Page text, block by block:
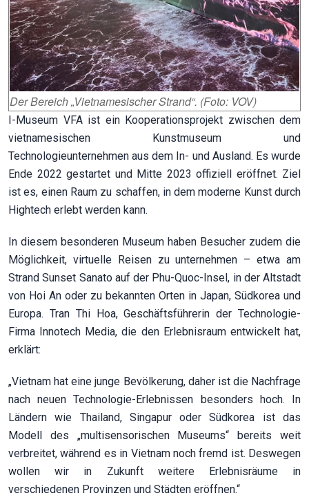
Der Bereich „Vietnamesischer Strand“. (Foto: VOV)
I-Museum VFA ist ein Kooperationsprojekt zwischen dem
vietnamesischen Kunstmuseum und
Technologieunternehmen aus dem In- und Ausland. Es wurde
Ende 2022 gestartet und Mitte 2023 offiziell eröffnet. Ziel
ist es, einen Raum zu schaffen, in dem moderne Kunst durch
Hightech erlebt werden kann.
In diesem besonderen Museum haben Besucher zudem die
Möglichkeit, virtuelle Reisen zu unternehmen – etwa am
Strand Sunset Sanato auf der Phu-Quoc-Insel, in der Altstadt
von Hoi An oder zu bekannten Orten in Japan, Südkorea und
Europa. Tran Thi Hoa, Geschäftsführerin der Technologie-
Firma Innotech Media, die den Erlebnisraum entwickelt hat,
erklärt:
„Vietnam hat eine junge Bevölkerung, daher ist die Nachfrage
nach neuen Technologie-Erlebnissen besonders hoch. In
Ländern wie Thailand, Singapur oder Südkorea ist das
Modell des „multisensorischen Museums“ bereits weit
verbreitet, während es in Vietnam noch fremd ist. Deswegen
wollen wir in Zukunft weitere Erlebnisräume in
verschiedenen Provinzen und Städten eröffnen.“